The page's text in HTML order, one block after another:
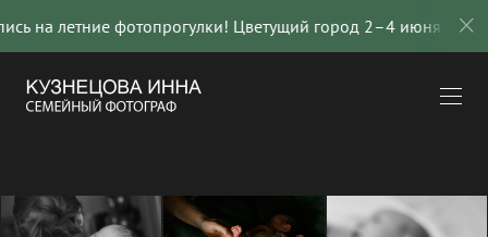
на летние фотопрогулки! Цветущий город 2–4 июня